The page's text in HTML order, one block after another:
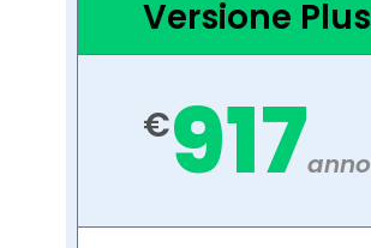
Versione Plus
€917anno